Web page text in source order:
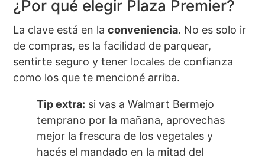
¿Por qué elegir Plaza Premier?
La clave está en laconveniencia. No es solo ir
de compras, es la facilidad de parquear,
sentirte seguro y tener locales de confianza
como los que te mencioné arriba.
Tip extra: si vas a Walmart Bermejo
temprano por la mañana, aprovechas
mejor la frescura de los vegetales y
hacés el mandado en la mitad del